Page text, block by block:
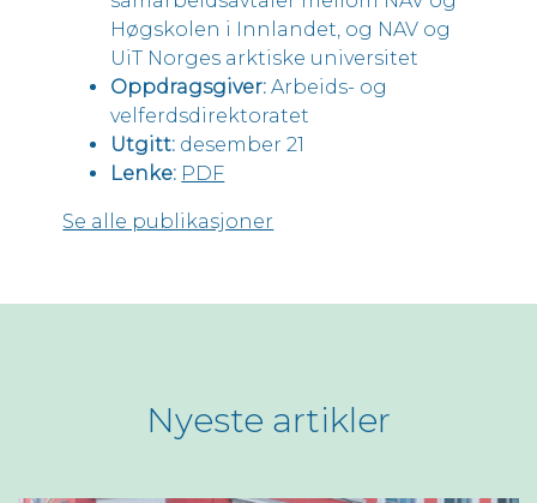
Høgskolen i Innlandet, og NAV og
UiT Norges arktiske universitet
Oppdragsgiver: Arbeids- og
velferdsdirektoratet
Utgitt: desember 21
Lenke: PDF
Se alle publikasjoner
Nyeste artikler